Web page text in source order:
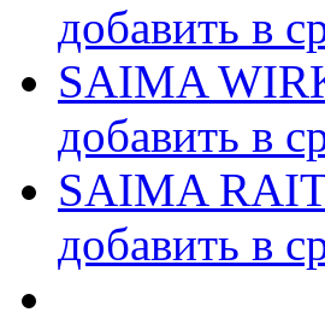
добавить в
SAIMA
добавить в
SAIMA
добавить в